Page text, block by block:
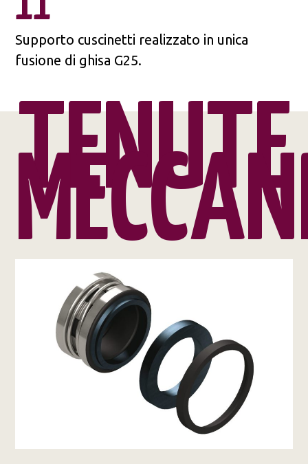
Supporto cuscinetti realizzato in unica
fusione di ghisa G25.
TENUTE